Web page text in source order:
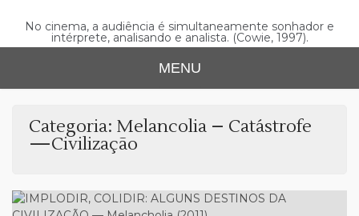
No cinema, a audiência é simultaneamente sonhador e
intérprete, analisando e analista. (Cowie, 1997).
MENU
Categoria: Melancolia – Catástrofe
—Civilização